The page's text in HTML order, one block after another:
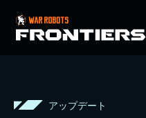
JP
アップデート